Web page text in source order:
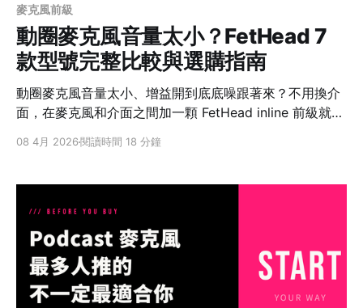
麥克風前級
動圈麥克風音量太小？FetHead 7
款型號完整比較與選購指南
動圈麥克風音量太小、增益開到底底噪跟著來？不用換介
面，在麥克風和介面之間加一顆 FetHead inline 前級就能
適用情境和選購建議。
08 4月 2026閱讀時間 18 分鐘